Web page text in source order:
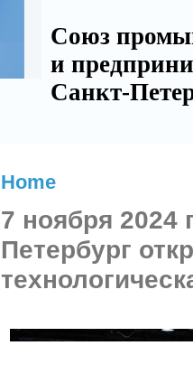
Союз
и
Санкт-
Home
7 ноября 2024
Петербург